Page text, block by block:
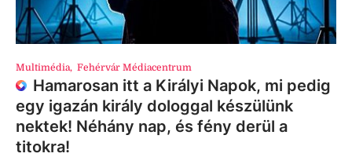
Multimédia, Fehérvár Médiacentrum
Hamarosan itt a Királyi Napok, mi pedig
egy igazán király dologgal készülünk
nektek! Néhány nap, és fény derül a
titokra!